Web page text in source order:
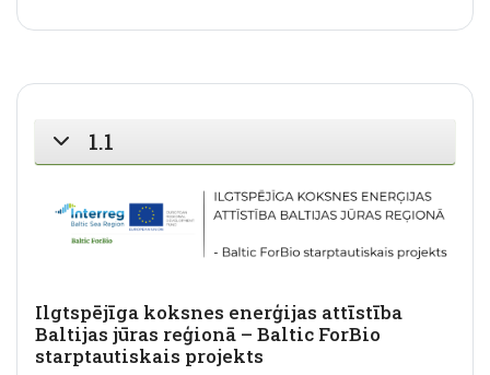
SAVĒRST
1.1
Ilgtspējīga koksnes enerģijas attīstība
Baltijas jūras reģionā – Baltic ForBio
starptautiskais projekts